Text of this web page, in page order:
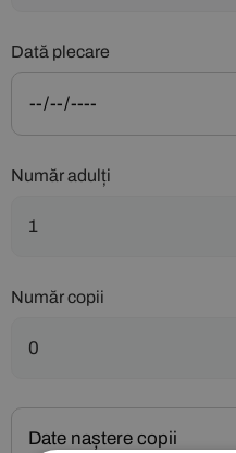
Dată plecare
Număr adulți
Număr copii